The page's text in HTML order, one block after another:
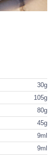
30g
105g
80g
45g
9ml
9ml